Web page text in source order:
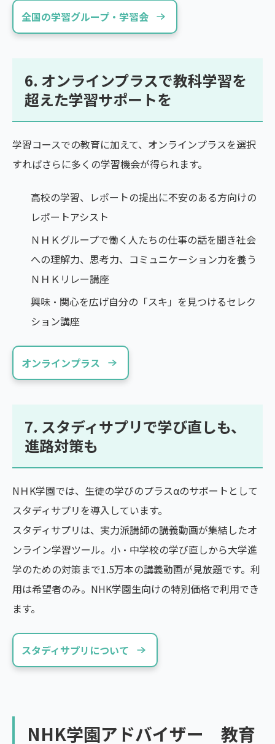
全国の学習グループ・学習会
6. オンラインプラスで教科学習を
超えた学習サポートを
学習コースでの教育に加えて、オンラインプラスを選択
すればさらに多くの学習機会が得られます。
高校の学習、レポートの提出に不安のある方向けの
レポートアシスト
ＮＨＫグループで働く人たちの仕事の話を聞き社会
への理解力、思考力、コミュニケーション力を養う
ＮＨＫリレー講座
興味・関心を広げ自分の「スキ」を見つけるセレク
ション講座
オンラインプラス
7. スタディサプリで学び直しも、
進路対策も
NＨK学園では、生徒の学びのプラスαのサポートとして
スタディサプリを導入しています。
スタディサプリは、実力派講師の講義動画が集結したオ
ンライン学習ツール。小・中学校の学び直しから大学進
学のための対策まで1.5万本の講義動画が見放題です。利
用は希望者のみ。NHK学園生向けの特別価格で利用でき
ます。
スタディサプリについて
NHK学園アドバイザー 教育